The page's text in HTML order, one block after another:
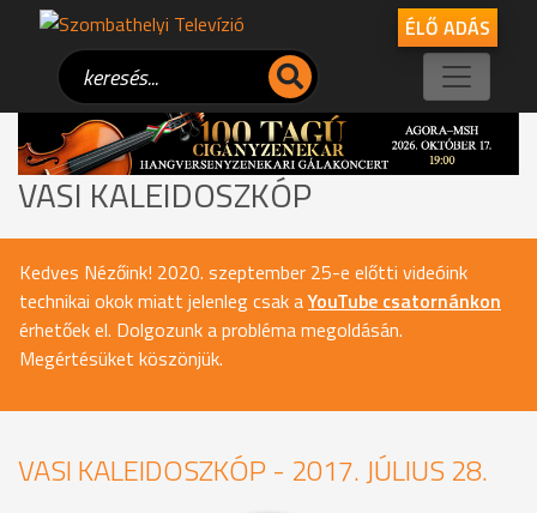
ÉLŐ ADÁS
VASI KALEIDOSZKÓP
Kedves Nézőink! 2020. szeptember 25-e előtti videóink
technikai okok miatt jelenleg csak aYouTube csatornánkon
érhetőek el. Dolgozunk a probléma megoldásán.
Megértésüket köszönjük.
VASI KALEIDOSZKÓP - 2017. JÚLIUS 28.